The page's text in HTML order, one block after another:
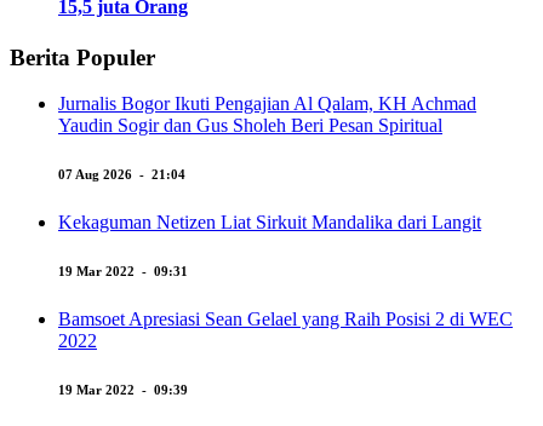
15,5 juta Orang
Berita Populer
Jurnalis Bogor Ikuti Pengajian Al Qalam, KH Achmad
Yaudin Sogir dan Gus Sholeh Beri Pesan Spiritual
07 Aug 2026 - 21:04
Kekaguman Netizen Liat Sirkuit Mandalika dari Langit
19 Mar 2022 - 09:31
Bamsoet Apresiasi Sean Gelael yang Raih Posisi 2 di WEC
2022
19 Mar 2022 - 09:39